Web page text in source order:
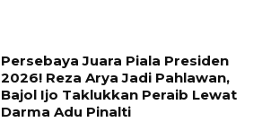
Persebaya Juara Piala Presiden
2026! Reza Arya Jadi Pahlawan,
Bajol Ijo Taklukkan Peraib Lewat
Darma Adu Pinalti